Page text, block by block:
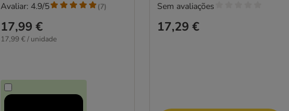
17,99 €
17,99 € / unidade
Avaliar: 4.9/5 (7)
17,29 €
Sem avaliações